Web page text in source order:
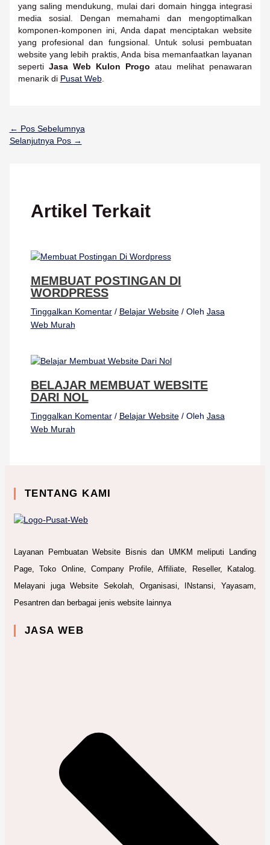
yang saling mendukung, mulai dari domain hingga integrasi
media sosial. Dengan memahami dan mengoptimalkan
komponen-komponen ini, Anda dapat menciptakan website
yang profesional dan fungsional. Untuk solusi pembuatan
website yang lebih praktis, Anda bisa memanfaatkan layanan
seperti Jasa Web Kulon Progo atau melihat penawaran
menarik di Pusat Web.
← Pos Sebelumnya
Selanjutnya Pos →
Artikel Terkait
MEMBUAT POSTINGAN DI
WORDPRESS
Tinggalkan Komentar / Belajar Website/ Oleh Jasa
Web Murah
BELAJAR MEMBUAT WEBSITE
DARI NOL
Tinggalkan Komentar / Belajar Website/ Oleh Jasa
Web Murah
TENTANG KAMI
Layanan Pembuatan Website Bisnis dan UMKM meliputi Landing
Page, Toko Online, Company Profile, Affiliate, Reseller, Katalog.
Melayani juga Website Sekolah, Organisasi, INstansi, Yayasam,
Pesantren dan berbagai jenis website lainnya
JASA WEB